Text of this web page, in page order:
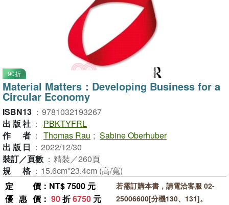
90折
Material Matters：Developing Business for a
Circular Economy
ISBN13 ： 9781032193267
出版社 ：
PBKTYFRL
作者 ： Thomas Rau ; Sabine Oberhuber
出版日 ： 2022/12/30
裝訂／頁數 ： 精裝／260頁
規格 ： 15.6cm*23.4cm (高/寬)
定價 ：NT$ 7500 元
優惠價 ： 90折6750 元
若需訂購本書，請電洽客服 02-
25006600[分機130、131]。